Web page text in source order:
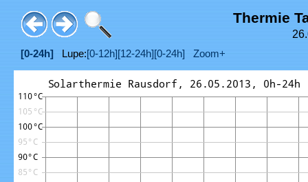
Thermie
26.
[0-24h] Lupe:[0-12h] [12-24h] [0-24h] Zoom+